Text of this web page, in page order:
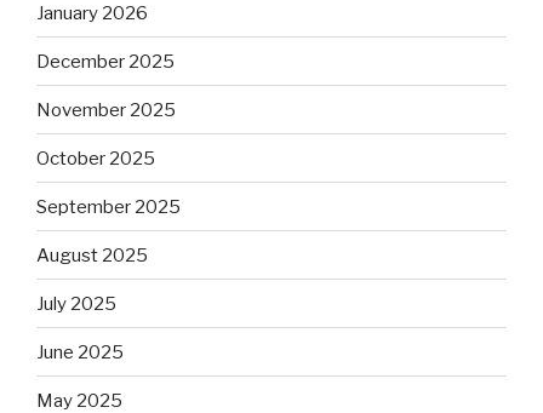
January 2026
December 2025
November 2025
October 2025
September 2025
August 2025
July 2025
June 2025
May 2025